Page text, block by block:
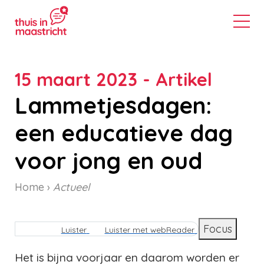
15 maart 2023 - Artikel
Lammetjesdagen:
een educatieve dag
voor jong en oud
Kruimelpad
Home Actueel
Luister Luister met webReader Focus
Het is bijna voorjaar en daarom worden er